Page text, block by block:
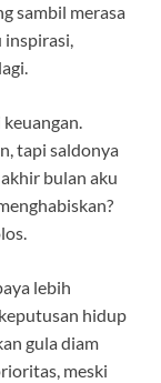
sambil merasa
inspirasi,
tapi saldonya
bulan aku
lebih
hidup
gula diam
meski